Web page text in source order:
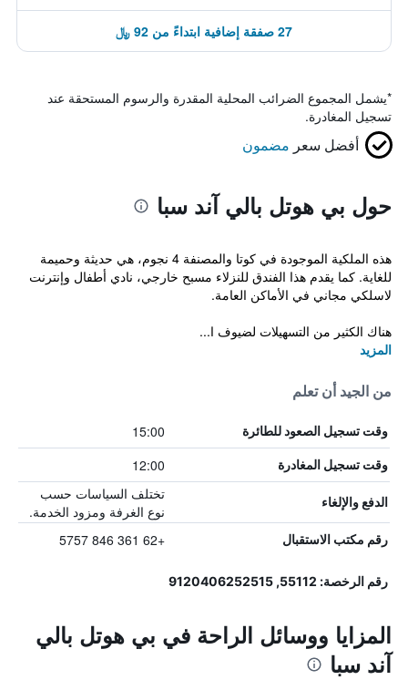
27 صفقة إضافية ابتداءً من 92 ﷼
*يشمل المجموع الضرائب المحلية المقدرة والرسوم المستحقة عند
تسجيل المغادرة.
أفضل سعر مضمون
حول بي هوتل بالي آند سبا
هذه الملكية الموجودة في كوتا والمصنفة 4 نجوم، هي حديثة وحميمة
للغاية. كما يقدم هذا الفندق للنزلاء مسبح خارجي، نادي أطفال وإنترنت
لاسلكي مجاني في الأماكن العامة.
هناك الكثير من التسهيلات لضيوف ا...
المزيد
من الجيد أن تعلم
وقت تسجيل الصعود للطائرة 15:00
وقت تسجيل المغادرة 12:00
الدفع والإلغاء
تختلف السياسات حسب
نوع الغرفة ومزود الخدمة.
رقم مكتب الاستقبال +62 361 846 5757
رقم الرخصة: 55112, 9120406252515
المزايا ووسائل الراحة في بي هوتل بالي
آند سبا